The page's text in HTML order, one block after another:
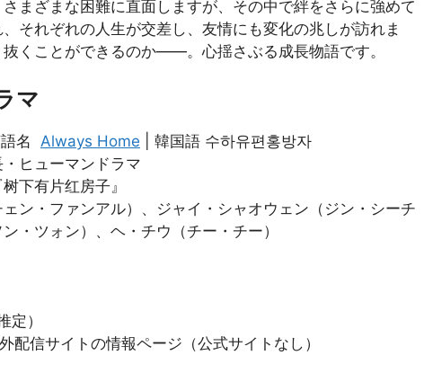
まざまな困難に直面しますが、その中で絆をさらに強めて
それぞれの人生が交差し、友情にも変化の兆しが訪れま
くことができるのか——。心揺さぶる成長物語です。
マ
名 Always Home | 韓国語 수하유편홍방자
ヒューマンドラマ
下有片红房子』
ン・ファンアル）、ジャイ・シャオウェン（ジン・シーチ
・ツォン）、ヘ・チウ（チー・チー）
）
配信サイトの情報ページ（公式サイトなし）